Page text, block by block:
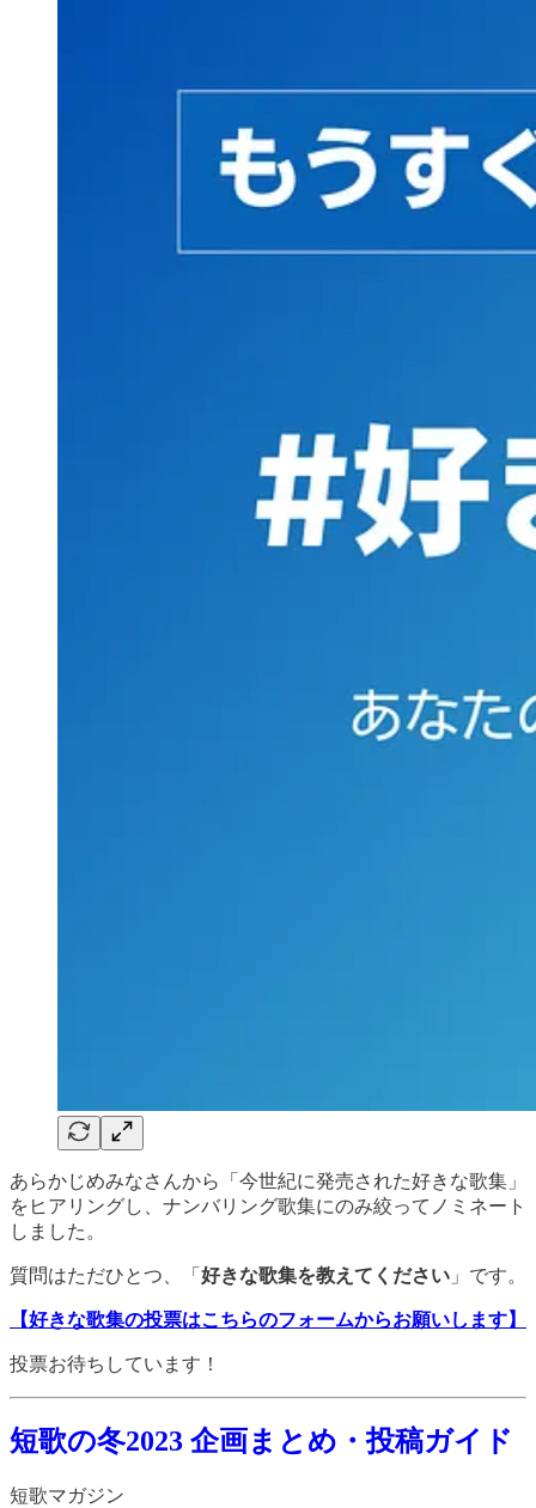
あらかじめみなさんから「今世紀に発売された好きな歌集」
をヒアリングし、ナンバリング歌集にのみ絞ってノミネート
しました。
質問はただひとつ、「 好きな歌集を教えてください 」です。
【好きな歌集の投票はこちらのフォームからお願いします】
投票お待ちしています！
短歌の冬2023 企画まとめ・投稿ガイド
短歌マガジン